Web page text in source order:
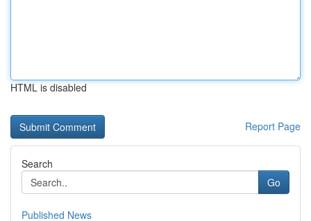
HTML is disabled
Report Page
Search
Go
Published News